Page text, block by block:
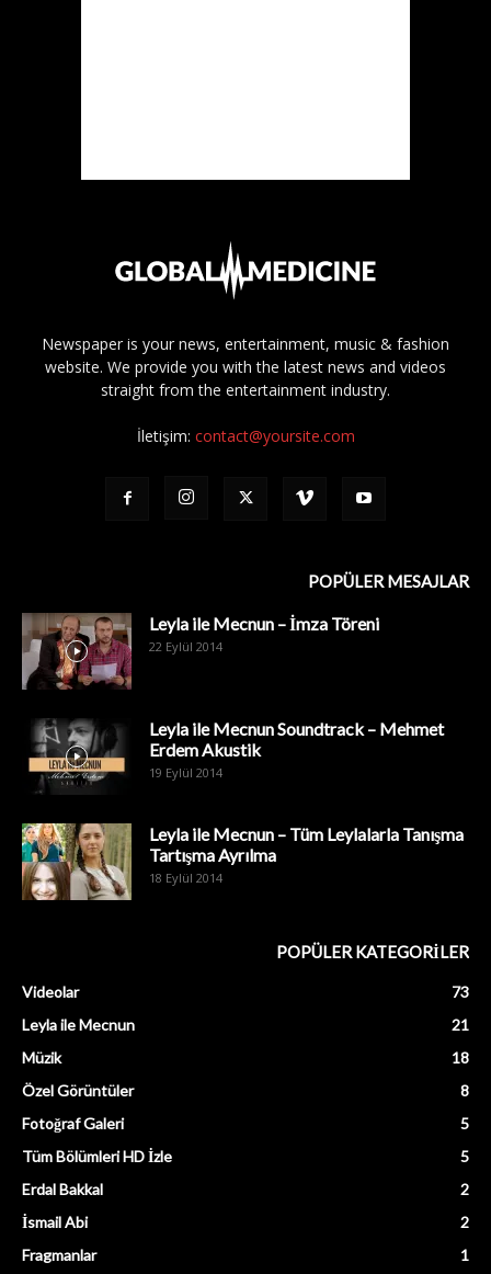
Newspaper is your news, entertainment, music & fashion
website. We provide you with the latest news and videos
straight from the entertainment industry.
İletişim: contact@yoursite.com
POPÜLER MESAJLAR
Leyla ile Mecnun – İmza Töreni
22 Eylül 2014
Leyla ile Mecnun Soundtrack – Mehmet
Erdem Akustik
19 Eylül 2014
Leyla ile Mecnun – Tüm Leylalarla Tanışma
Tartışma Ayrılma
18 Eylül 2014
POPÜLER KATEGORİLER
Videolar
73
Leyla ile Mecnun
21
Müzik
18
Özel Görüntüler
8
Fotoğraf Galeri
5
Tüm Bölümleri HD İzle
5
Erdal Bakkal
2
İsmail Abi
2
Fragmanlar
1